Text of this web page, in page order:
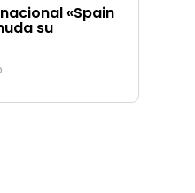
«Spain
su